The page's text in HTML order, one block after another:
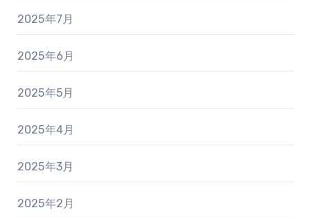
2025年7月
2025年6月
2025年5月
2025年4月
2025年3月
2025年2月